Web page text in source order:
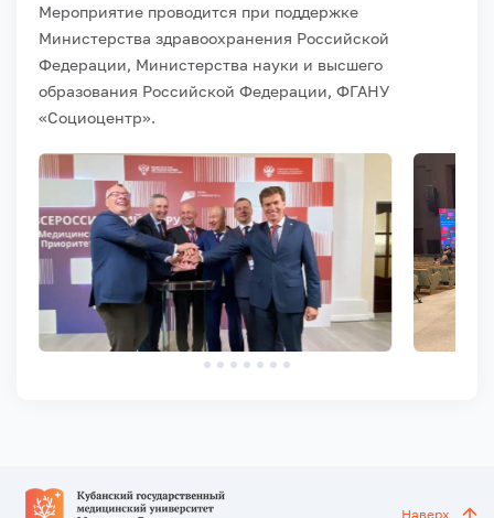
Мероприятие проводится при поддержке
Министерства здравоохранения Российской
Федерации, Министерства науки и высшего
образования Российской Федерации, ФГАНУ
«Социоцентр».
Наверх